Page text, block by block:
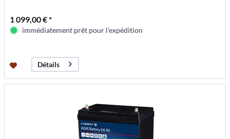
1 099,00 € *
immédiatement prêt pour l'expédition
Détails